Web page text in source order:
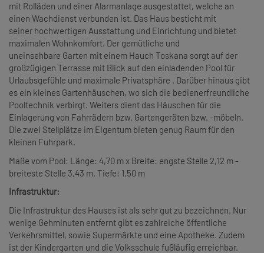
mit Rolläden und einer Alarmanlage ausgestattet, welche an
einen Wachdienst verbunden ist. Das Haus besticht mit
seiner hochwertigen Ausstattung und Einrichtung und bietet
maximalen Wohnkomfort. Der gemütliche und
uneinsehbare Garten mit einem Hauch Toskana sorgt auf der
großzügigen Terrasse mit Blick auf den einladenden Pool für
Urlaubsgefühle und maximale Privatsphäre . Darüber hinaus gibt
es ein kleines Gartenhäuschen, wo sich die bedienerfreundliche
Pooltechnik verbirgt. Weiters dient das Häuschen für die
Einlagerung von Fahrrädern bzw. Gartengeräten bzw. -möbeln.
Die zwei Stellplätze im Eigentum bieten genug Raum für den
kleinen Fuhrpark.
Maße vom Pool: Länge: 4,70 m x Breite: engste Stelle 2,12 m -
breiteste Stelle 3,43 m. Tiefe: 1,50 m
Infrastruktur:
Die Infrastruktur des Hauses ist als sehr gut zu bezeichnen. Nur
wenige Gehminuten entfernt gibt es zahlreiche öffentliche
Verkehrsmittel, sowie Supermärkte und eine Apotheke. Zudem
ist der Kindergarten und die Volksschule fußläufig erreichbar.